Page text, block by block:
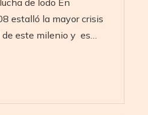
de lodo En
estalló la mayor crisis
este milenio y es…